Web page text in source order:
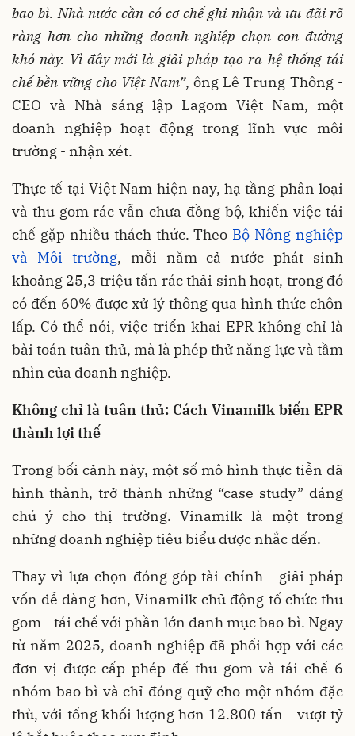
bao bì. Nhà nước cần có cơ chế ghi nhận và ưu đãi rõ
ràng hơn cho những doanh nghiệp chọn con đường
khó này. Vì đây mới là giải pháp tạo ra hệ thống tái
chế bền vững cho Việt Nam”, ông Lê Trung Thông -
CEO và Nhà sáng lập Lagom Việt Nam, một
doanh nghiệp hoạt động trong lĩnh vực môi
trường - nhận xét.
Thực tế tại Việt Nam hiện nay, hạ tầng phân loại
và thu gom rác vẫn chưa đồng bộ, khiến việc tái
chế gặp nhiều thách thức. Theo Bộ Nông nghiệp
và Môi trường, mỗi năm cả nước phát sinh
khoảng 25,3 triệu tấn rác thải sinh hoạt, trong đó
có đến 60% được xử lý thông qua hình thức chôn
lấp. Có thể nói, việc triển khai EPR không chỉ là
bài toán tuân thủ, mà là phép thử năng lực và tầm
nhìn của doanh nghiệp.
Không chỉ là tuân thủ: Cách Vinamilk biến EPR
thành lợi thế
Trong bối cảnh này, một số mô hình thực tiễn đã
hình thành, trở thành những “case study” đáng
chú ý cho thị trường. Vinamilk là một trong
những doanh nghiệp tiêu biểu được nhắc đến.
Thay vì lựa chọn đóng góp tài chính - giải pháp
vốn dễ dàng hơn, Vinamilk chủ động tổ chức thu
gom - tái chế với phần lớn danh mục bao bì. Ngay
từ năm 2025, doanh nghiệp đã phối hợp với các
đơn vị được cấp phép để thu gom và tái chế 6
nhóm bao bì và chỉ đóng quỹ cho một nhóm đặc
thù, với tổng khối lượng hơn 12.800 tấn - vượt tỷ